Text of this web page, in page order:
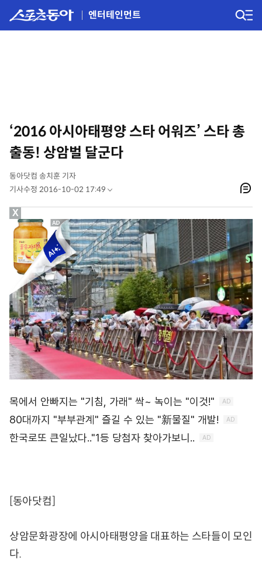
엔터테인먼트
‘2016 아시아태평양 스타 어워즈’ 스타 총
출동! 상암벌 달군다
동아닷컴 송치훈 기자
기사수정 2016-10-02 17:49
[동아닷컴]
상암문화광장에 아시아태평양을 대표하는 스타들이 모인
다.
X